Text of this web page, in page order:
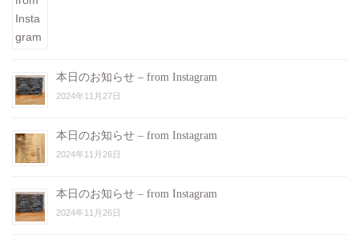
本日のお知らせ – from Instagram
2024年11月27日
本日のお知らせ – from Instagram
2024年11月26日
本日のお知らせ – from Instagram
2024年11月26日